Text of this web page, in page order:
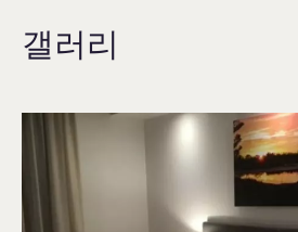
갤러리